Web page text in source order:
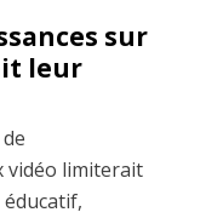
sur
leur
vidéo limiterait